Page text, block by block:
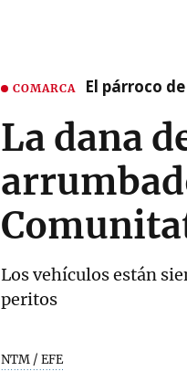
COMARCA El párroco
La dana
Los vehículos están
peritos
NTM / EFE